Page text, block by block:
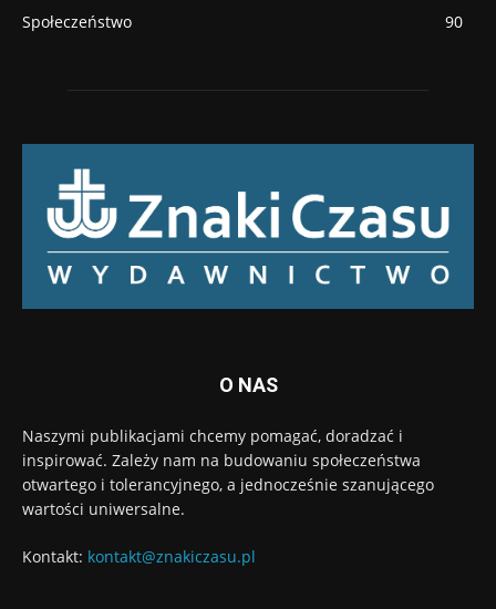
Społeczeństwo
90
O NAS
Naszymi publikacjami chcemy pomagać, doradzać i
inspirować. Zależy nam na budowaniu społeczeństwa
otwartego i tolerancyjnego, a jednocześnie szanującego
wartości uniwersalne.
Kontakt: kontakt@znakiczasu.pl